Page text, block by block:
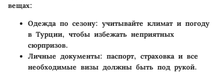
вещах:
Одежда по сезону: учитывайте климат и погоду
в Турции, чтобы избежать неприятных
сюрпризов.
Личные документы: паспорт, страховка и все
необходимые визы должны быть под рукой.